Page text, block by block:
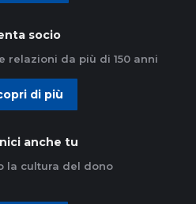
socio
relazioni da più di 150 anni
di più
anche tu
la cultura del dono